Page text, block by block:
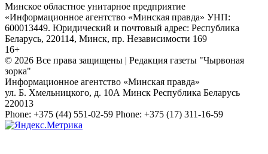
Минское областное унитарное предприятие
«Информационное агентство «Минская правда» УНП:
600013449. Юридический и почтовый адрес: Республика
Беларусь, 220114, Минск, пр. Независимости 169
16+
© 2026 Все права защищены | Редакция газеты "Чырвоная
зорка"
Информационное агентство «Минская правда»
ул. Б. Хмельницкого, д. 10А Минск Республика Беларусь
220013
Phone: +375 (44) 551-02-59 Phone: +375 (17) 311-16-59